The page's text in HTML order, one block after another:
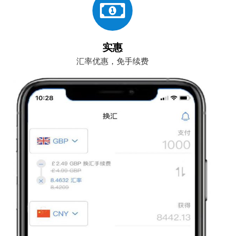
实惠
汇率优惠，免手续费